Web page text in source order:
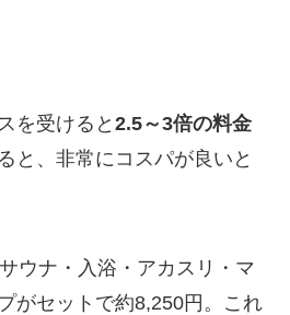
を受けると 2.5～3倍の料金
と、非常にコスパが良いと
ウナ・入浴・アカスリ・マ
がセットで約8,250円。これ